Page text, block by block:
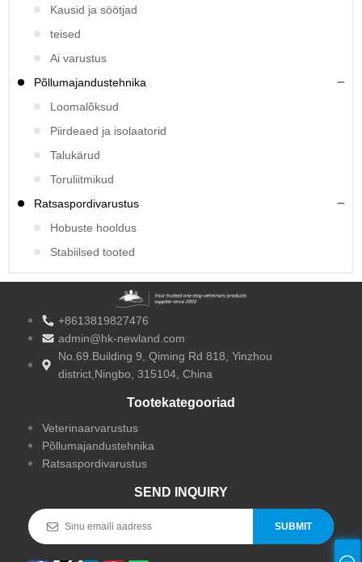
Kausid ja söötjad
teised
Ai varustus
Põllumajandustehnika
Loomalõksud
Piirdeaed ja isolaatorid
Talukärud
Toruliitmikud
Ratsaspordivarustus
Hobuste hooldus
Stabiilsed tooted
+8613819827476
admin@hk-newland.com
No.69.Building 9, Qiming Rd 818, Yinzhou
district,Ningbo, 315104, China
Tootekategooriad
Veterinaarvarustus
Põllumajandustehnika
Ratsaspordivarustus
SEND INQUIRY
SUBMIT